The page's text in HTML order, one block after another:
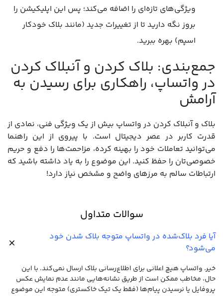
ویژگی‌های تازه‌ای را اضافه می‌کند؛ پس این اپلیکیشن را
بروز نگه دارید تا از تغییرات جدید (مانند بلاک خودکار
اسپم) بهره ببرید.
جمع‌بندی: بلاک کردن و آنبلاک کردن
در واتساپ، راهکاری برای رسیدن به
آرامش
بلاک و آنبلاک کردن در واتساپ بیش از یک ویژگی فنی، نمادی از
قدرت کاربر در عصر دیجیتال است. با پیروی از این راهنما
می‌توانید تعاملات خود را بهینه کرده، مزاحمت‌ها را دفع و حریم
خصوصی‌تان را حفظ کنید. این موضوع را به یاد داشته باشید که
ارتباطات سالم به مرزهای واضح و مشخص نیاز دارد!
سوالات متداول
آیا فرد بلاک‌شده در واتساپ متوجه بلاک شدن خود
می‌شود؟
خیر. واتساپ هیچ اعلانی برای اطلاع‌رسانی بلاک ارسال نمی‌کند. با این
حال، مخاطب ممکن است از طریق نشانه‌هایی مانند عدم نمایش عکس
پروفایل یا نرسیدن پیام‌ها (فقط یک تیک خاکستری) متوجه این موضوع